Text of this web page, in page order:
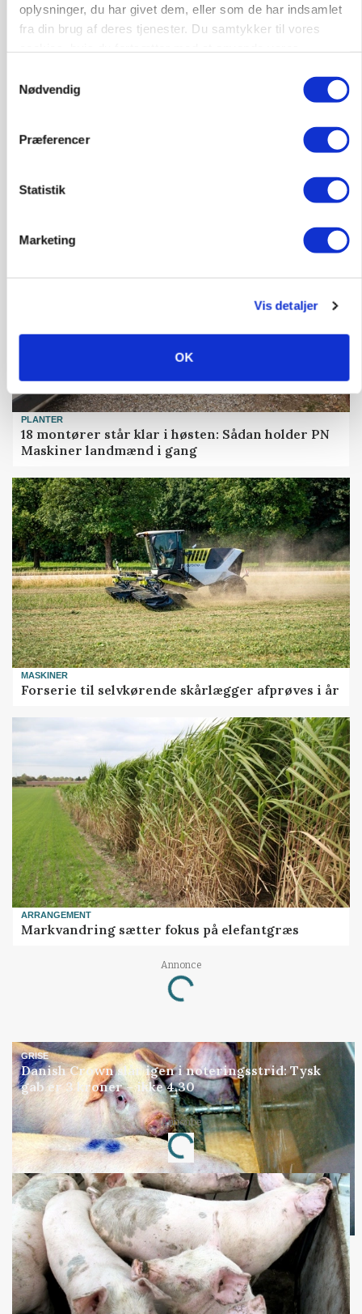
oplysninger, du har givet dem, eller som de har indsamlet
fra din brug af deres tjenester. Du samtykker til vores
Nødvendig
Præferencer
Statistik
Marketing
Vis detaljer
OK
Landmand vågnede ved lyden af skrigende kvier:
Ulven stod på foderbordet
økoproduktion
HØST-TOUR
PLANTER
18 montører står klar i høsten: Sådan holder PN
Maskiner landmænd i gang
MASKINER
Forserie til selvkørende skårlægger afprøves i år
ARRANGEMENT
Markvandring sætter fokus på elefantgræs
Annonce
Loading...
GRISE
Danish Crown slår igen i noteringsstrid: Tysk
gab er 3 kroner – ikke 4,30
Annonce
Loading...